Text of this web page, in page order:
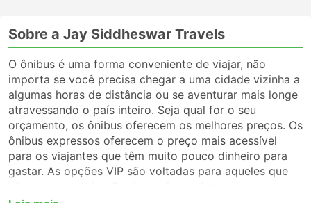
Sobre a Jay Siddheswar Travels
O ônibus é uma forma conveniente de viajar, não
importa se você precisa chegar a uma cidade vizinha a
algumas horas de distância ou se aventurar mais longe
atravessando o país inteiro. Seja qual for o seu
orçamento, os ônibus oferecem os melhores preços. Os
ônibus expressos oferecem o preço mais acessível
para os viajantes que têm muito pouco dinheiro para
gastar. As opções VIP são voltadas para aqueles que